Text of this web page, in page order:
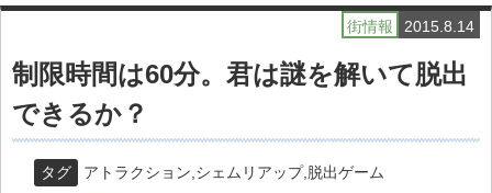
2015.8.14
街情報
制限時間は60分。君は謎を解いて脱出
できるか？
タグ アトラクション シェムリアップ, 脱出ゲーム